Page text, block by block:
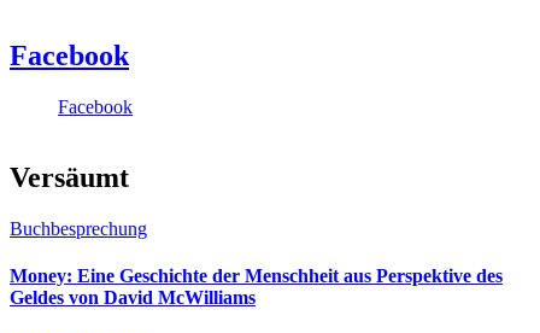
Facebook
Facebook
Versäumt
Buchbesprechung
Money: Eine Geschichte der Menschheit aus Perspektive des
Geldes von David McWilliams